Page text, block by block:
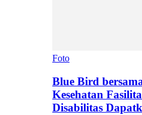
Foto
Blue Bird
Kesehatan
Disabilitas